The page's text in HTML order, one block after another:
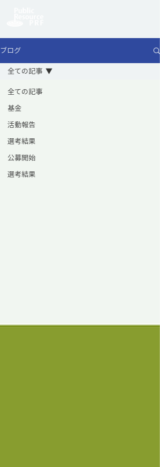
ブログ
全ての記事
基金
活動報告
選考結果
公募開始
選考結果
全ての記事